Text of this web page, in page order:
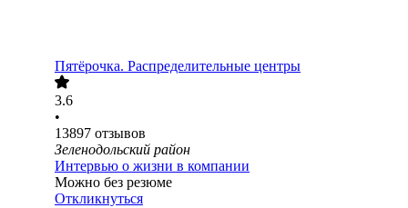
Пятёрочка. Распределительные центры
3.6
•
13897 отзывов
Зеленодольский район
Интервью о жизни в компании
Можно без резюме
Откликнуться